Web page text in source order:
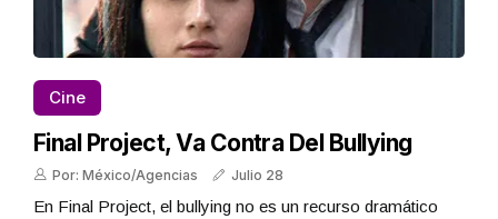
Cine
Final Project, Va Contra Del Bullying
Por: México/Agencias Julio 28
En Final Project, el bullying no es un recurso dramático